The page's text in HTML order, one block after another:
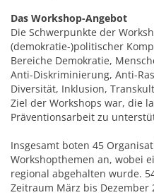
Das Workshop-Angebot
Die Schwerpunkte der
(demokratie-)politischer
Bereiche Demokratie,
Anti-Diskriminierung, Anti-
Diversität, Inklusion,
Ziel der Workshops war, die
Präventionsarbeit zu
Insgesamt boten 45
Workshopthemen an, wobei
regional abgehalten wurde.
Zeitraum März bis Dezember